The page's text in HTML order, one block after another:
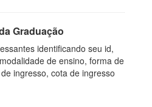
Graduação
identificando seu id,
de ensino, forma de
ingresso, cota de ingresso